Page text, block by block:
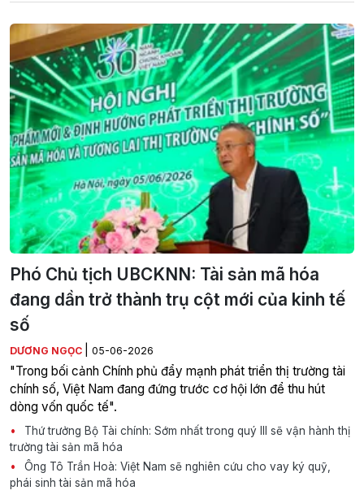
Phó Chủ tịch UBCKNN: Tài sản mã hóa
đang dần trở thành trụ cột mới của kinh tế
số
DƯƠNG NGỌC 05-06-2026
"Trong bối cảnh Chính phủ đẩy mạnh phát triển thị trường tài
chính số, Việt Nam đang đứng trước cơ hội lớn để thu hút
dòng vốn quốc tế".
Thứ trưởng Bộ Tài chính: Sớm nhất trong quý III sẽ vận hành thị
trường tài sản mã hóa
Ông Tô Trần Hoà: Việt Nam sẽ nghiên cứu cho vay ký quỹ,
phái sinh tài sản mã hóa